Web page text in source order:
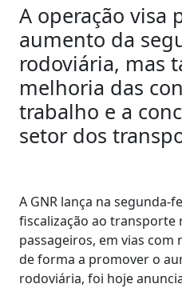
A operação visa
aumento da
rodoviária, mas
melhoria das
trabalho e a
setor dos
A GNR lança na segunda-
fiscalização ao transporte
passageiros, em vias
de forma a promover o
rodoviária, foi hoje